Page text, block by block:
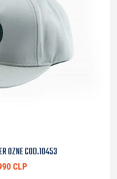
OZNE COD.10453
CLP